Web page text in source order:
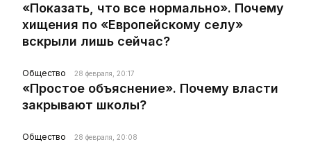
«Показать, что все нормально». Почему
хищения по «Европейскому селу»
вскрыли лишь сейчас?
Общество 28 февраля, 20:17
«Простое объяснение». Почему власти
закрывают школы?
Общество 28 февраля, 20:08